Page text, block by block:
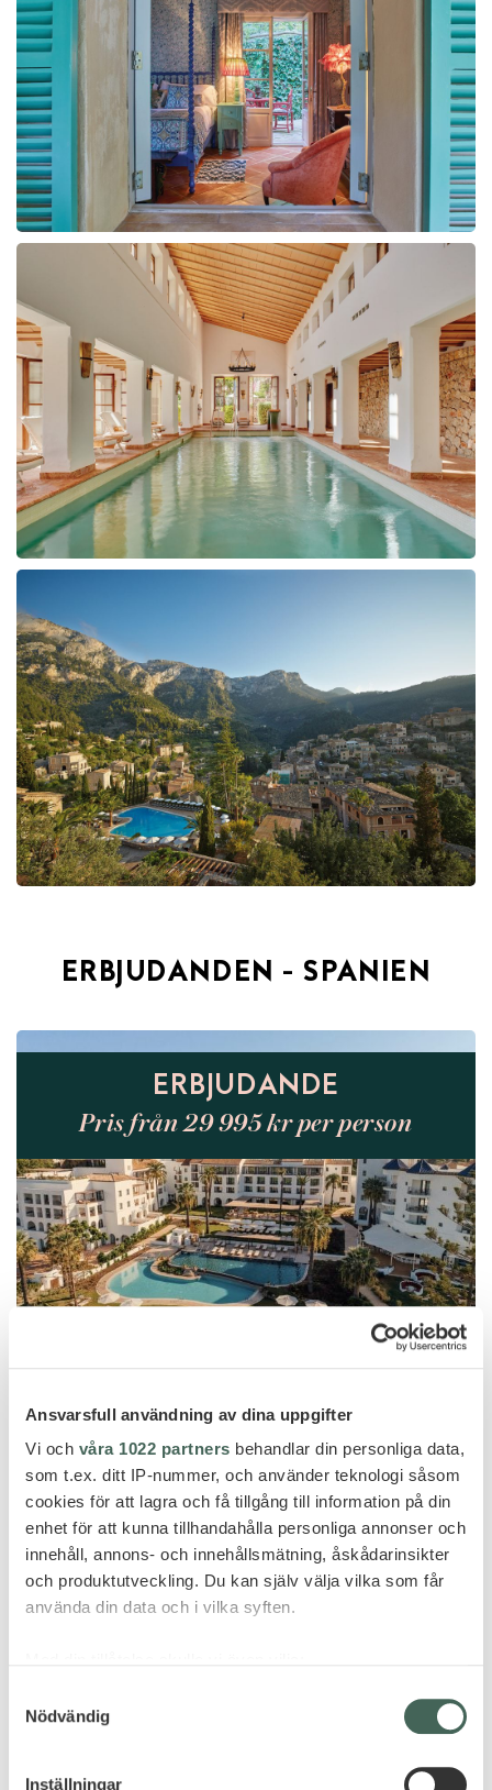
Ansvarsfull användning av dina uppgifter
Vi och våra 1022 partners behandlar din personliga data,
som t.ex. ditt IP-nummer, och använder teknologi såsom
cookies för att lagra och få tillgång till information på din
enhet för att kunna tillhandahålla personliga annonser och
innehåll, annons- och innehållsmätning, åskådarinsikter
och produktutveckling. Du kan själv välja vilka som får
använda din data och i vilka syften.
som kan ha en noggrannhet på upp till flera meter
Nödvändig
Inställningar
ERBJUDANDEN - SPANIEN
ERBJUDANDE
Pris från 29 995 kr per person
Marbella
LA ZAMBRA – ”LAST MINUTE” -20%